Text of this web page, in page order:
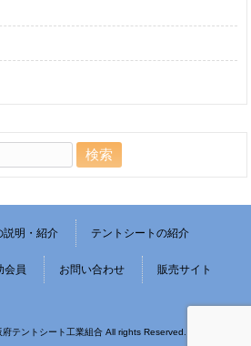
説明・紹介 テントシートの紹介
会員 お問い合わせ 販売サイト
テントシート工業組合 All rights Reserved.